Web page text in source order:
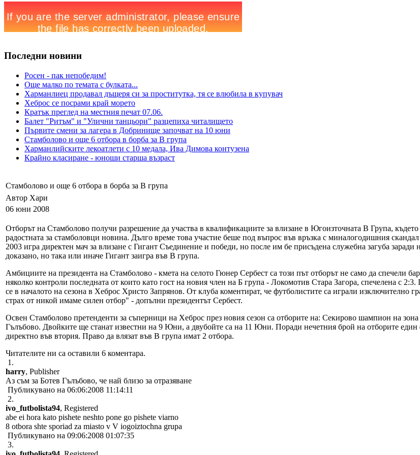
Последни новини
Росен - пак непобедим!
Още малко по темата с булката...
Харманлиец продавал дъщеря си за проститутка, тя се влюбила в купувач
Хеброс се посрами край морето
Кратък преглед на местния печат 07.06.
Балет "Ритъм" и "Улични танцьори" разцепиха читалището
Първите смени за лагера в Добринище започват на 10 юни
Стамболово и още 6 отбора в борба за В група
Харманлийските лекоатлети с 10 медала, Ива Димова контузена
Крайно класиране - юноши старша възраст
Стамболово и още 6 отбора в борба за В група
Автор Хари
06 юни 2008
Отборът на Стамболово получи разрешение да участва в квалификациите за влизане в Югоизточната В Група,
радостната за стамболовци новина. Дълго време това участие беше под въпрос във връзка с миналогодишния
2003 игра директен мач за влизане с Гигант Съединение и победи, но после им бе присъдена служебна загуба
доказано, но така или иначе Гигант заигра във В група.
Амбициите на президента на Стамболово - кмета на селото Гюнер Сербест са този път отборът не само да спечели
няколко контроли последната от които като гост на новия член на Б група - Локомотив Стара Загора, спечелена с
се в началото на сезона в Хеброс Христо Запрянов. От клуба коментират, че футболистите са играли изключително
страх от никой имаме силен отбор" - допълни президентът Сербест.
Освен Стамболово претенденти за съперници на Хеброс през новия сезон са отборите на: Секирово шампион на
Гълъбово. Двойките ще станат известни на 9 Юни, а двубойте са на 11 Юни. Поради нечетния брой на отборите
директно във втория. Право да влязат във В група имат 2 отбора.
Читателите ни са оставили 6 коментара.
1.
harry, Publisher
Аз съм за Ботев Гълъбово, че най близо за отразяване
Публикувано на 06:06:2008 11:14:11
2.
ivo_futbolista94, Registered
abe ei hora kato pishete neshto pone go pishete viarno
8 otbora shte sporiad za miasto v V iogoiztochna grupa
Публикувано на 09:06:2008 01:07:35
3.